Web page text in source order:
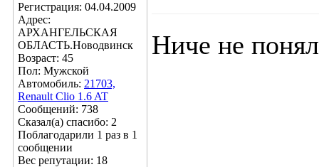
Регистрация: 04.04.2009
Адрес:
АРХАНГЕЛЬСКАЯ
ОБЛАСТЬ.Новодвинск
Возраст: 45
Пол: Мужской
Автомобиль: 21703,
Renault Clio 1.6 AT
Сообщений: 738
Сказал(а) спасибо: 2
Поблагодарили 1 раз в 1
сообщении
Вес репутации: 18
Ниче не